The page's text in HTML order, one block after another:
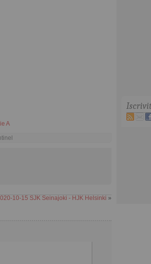
A
10-15 SJK Seinajoki - HJK Helsinki »